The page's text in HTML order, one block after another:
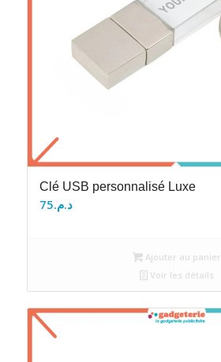
Clé USB personnalisé Luxe
د.م.75
Ajouter au panier
Voir les détails